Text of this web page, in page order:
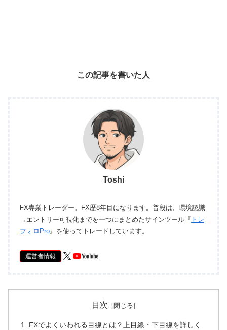
この記事を書いた人
Toshi
FX専業トレーダー。FX歴8年目になります。普段は、環境認識
→エントリー可視化までを一つにまとめたサインツール『 トレ
フォロPro 』を使ってトレードしています。
運営者情報
目次
FXでよくいわれる目線とは？上目線・下目線を詳しく